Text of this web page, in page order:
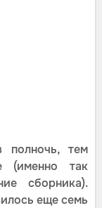
полночь, тем
(именно так
сборника).
еще семь